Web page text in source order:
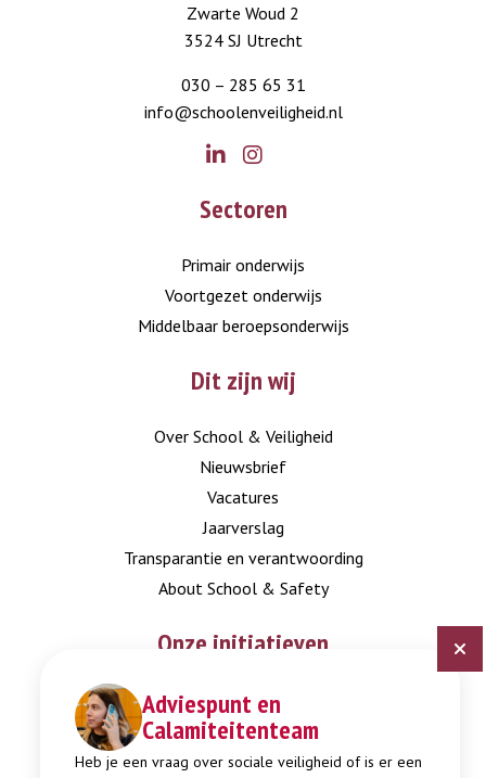
Adviespunt en
Calamiteitenteam
Heb je een vraag over sociale veiligheid of is er een
Zwarte Woud 2
3524 SJ Utrecht
030 – 285 65 31
info@schoolenveiligheid.nl
Sectoren
Primair onderwijs
Voortgezet onderwijs
Middelbaar beroepsonderwijs
Dit zijn wij
Over School & Veiligheid
Nieuwsbrief
Vacatures
Jaarverslag
Transparantie en verantwoording
About School & Safety
Onze initiatieven
Digitaal Veiligheidsplan
Expertisepunt Burgerschap
Gendi